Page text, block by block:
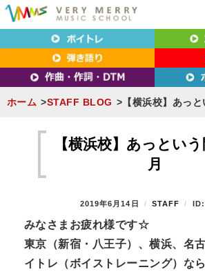
東京（新宿・八王子）・横浜・
「本気」になれるボイトレ教
MUSIC SCHOOL（ベリーメ
東京（新宿・八王子）・横浜・名古屋・京都で「本
VERY MERRY MUSIC SCHOOL（ベリーメリー）
ホーム STAFF BLOG 【横浜校】あっ
【横浜校】あっとい
月
P
S
T
D
2019年6月14日
B
STAFF
みなさまお疲れ様です☆
東京（新宿・八王子）、横浜、名
イトレ（ボイストレーニング）なら